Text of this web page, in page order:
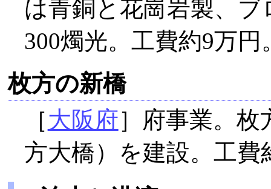
は青銅と花崗岩製、
300燭光。工費約9万円
枚方の新橋
［大阪府］府事業。枚
方大橋）を建設。工費